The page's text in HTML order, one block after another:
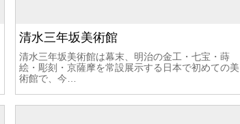
清水三年坂美術館
清水三年坂美術館は幕末、明治の金工・七宝・蒔
絵・彫刻・京薩摩を常設展示する日本で初めての美
術館で、今…